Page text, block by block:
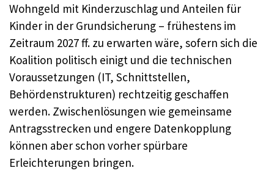
Wohngeld mit Kinderzuschlag und Anteilen für
Kinder in der Grundsicherung – frühestens im
Zeitraum 2027 ff. zu erwarten wäre, sofern sich die
Koalition politisch einigt und die technischen
Voraussetzungen (IT, Schnittstellen,
Behördenstrukturen) rechtzeitig geschaffen
werden. Zwischenlösungen wie gemeinsame
Antragsstrecken und engere Datenkopplung
können aber schon vorher spürbare
Erleichterungen bringen.